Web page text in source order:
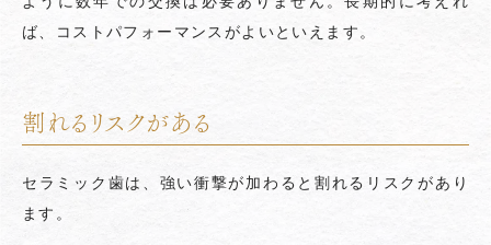
ば、コストパフォーマンスがよいといえます。
割れるリスクがある
セラミック歯は、強い衝撃が加わると割れるリスクがあり
ます。